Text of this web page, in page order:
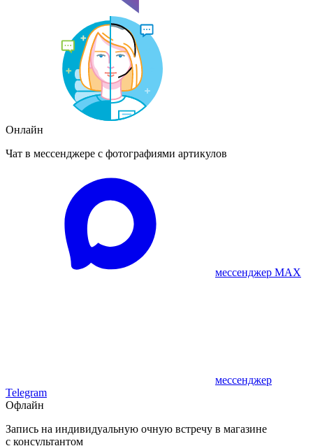
Онлайн
Чат в мессенджере с фотографиями артикулов
мессенджер MAX
мессенджер
Telegram
Офлайн
Запись на индивидуальную очную встречу в магазине
с консультантом